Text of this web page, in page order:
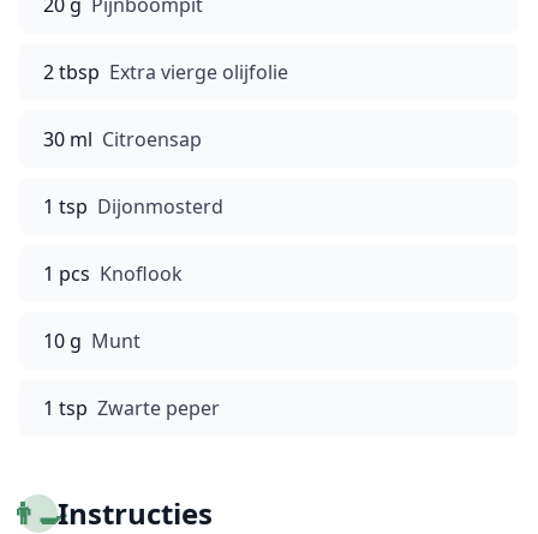
2 tbsp Extra vierge olijfolie
30 ml Citroensap
1 tsp Dijonmosterd
1 pcs Knoflook
10 g Munt
1 tsp Zwarte peper
👨‍🍳Instructies